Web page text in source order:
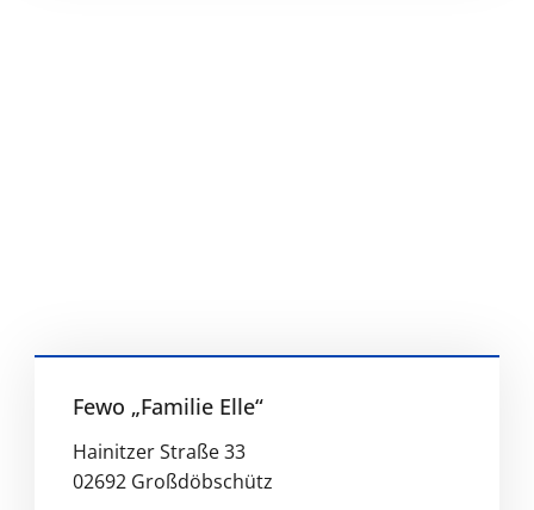
Fewo „Familie Elle“
Hainitzer Straße 33
02692 Großdöbschütz